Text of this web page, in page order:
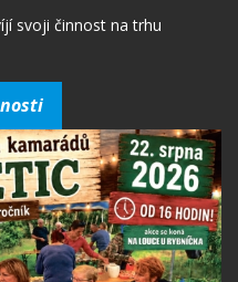
svoji činnost na trhu